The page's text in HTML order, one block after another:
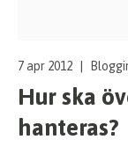
7 apr 2012
Hur ska
hanteras?